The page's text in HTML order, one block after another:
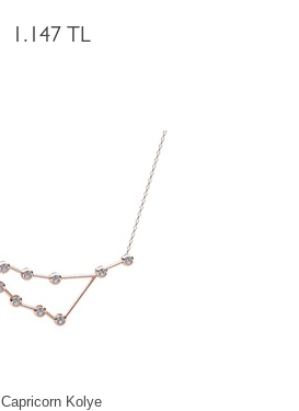
1.147 TL
Capricorn Kolye